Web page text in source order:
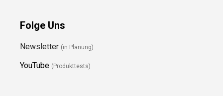
Folge Uns
Newsletter (in Planung)
YouTube (Produkttests)